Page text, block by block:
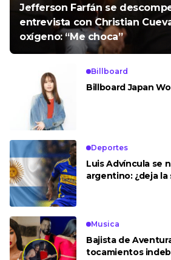
Jefferson Farfán se
entrevista con Christian
oxígeno: “Me choca”
Billboard
Billboard Japan
Deportes
Luis Advíncula se
argentino: ¿deja la
Musica
Bajista de
tocamientos